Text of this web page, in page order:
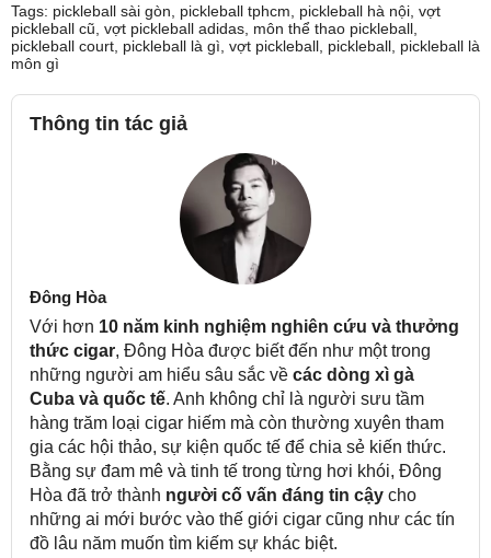
Tags: pickleball sài gòn pickleball tphcm pickleball hà nội vợt
pickleball cũ vợt pickleball adidas môn thể thao pickleball
pickleball court pickleball là gì vợt pickleball pickleball pickleball là
môn gì
Thông tin tác giả
Đông Hòa
Với hơn 10 năm kinh nghiệm nghiên cứu và thưởng
thức cigar, Đông Hòa được biết đến như một trong
những người am hiểu sâu sắc về các dòng xì gà
Cuba và quốc tế. Anh không chỉ là người sưu tầm
hàng trăm loại cigar hiếm mà còn thường xuyên tham
gia các hội thảo, sự kiện quốc tế để chia sẻ kiến thức.
Bằng sự đam mê và tinh tế trong từng hơi khói, Đông
Hòa đã trở thành người cố vấn đáng tin cậy cho
những ai mới bước vào thế giới cigar cũng như các tín
đồ lâu năm muốn tìm kiếm sự khác biệt.